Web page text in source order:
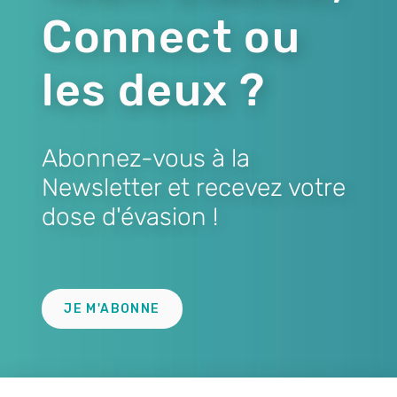
Connect ou
les deux ?
Abonnez-vous à la
Newsletter et recevez votre
dose d'évasion !
JE M'ABONNE